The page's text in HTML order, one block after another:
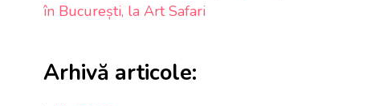
în București, la Art Safari
Arhivă articole: